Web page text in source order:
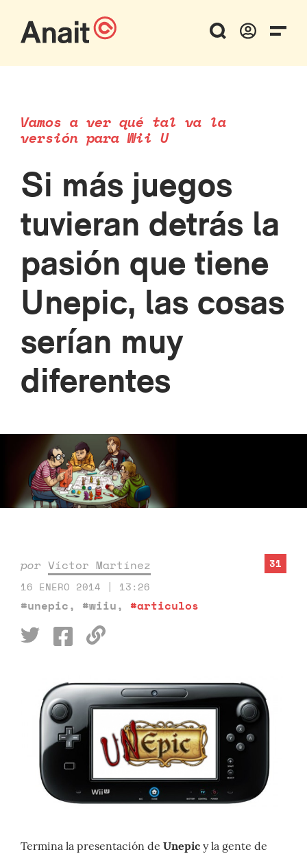
Vamos a ver qué tal va la
versión para Wii U
Si más juegos
tuvieran detrás la
pasión que tiene
Unepic, las cosas
serían muy
diferentes
por Víctor Martínez
16 ENERO 2014 | 13:26
#unepic, #wiiu, #articulos
31
Termina la presentación de Unepic y la gente de